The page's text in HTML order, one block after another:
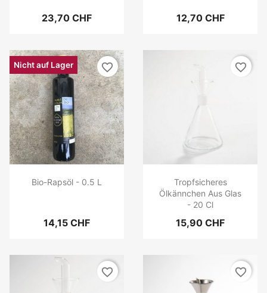
23,70 CHF 12,70 CHF
Bio-Rapsöl - 0.5 L
14,15 CHF
Nicht auf Lager favorite_border
Tropfsicheres
Ölkännchen Aus Glas
- 20 Cl
15,90 CHF
favorite_border
favorite_border favorite_border